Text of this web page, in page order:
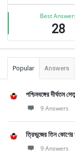
Best
28
Popular Answers
পশ্চিমবঙ্গের দীর্ঘতম সেতু
9 Answers
ত্রিভুজের তিন কোণের
9 Answers